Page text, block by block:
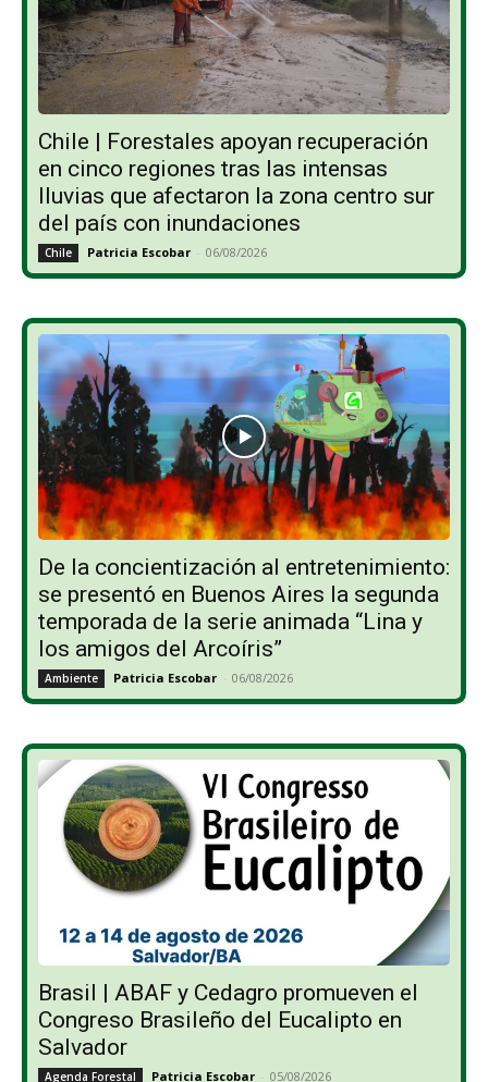
Chile | Forestales apoyan recuperación
en cinco regiones tras las intensas
lluvias que afectaron la zona centro sur
del país con inundaciones
Chile Patricia Escobar - 06/08/2026
De la concientización al entretenimiento:
se presentó en Buenos Aires la segunda
temporada de la serie animada “Lina y
los amigos del Arcoíris”
Ambiente Patricia Escobar - 06/08/2026
Brasil | ABAF y Cedagro promueven el
Congreso Brasileño del Eucalipto en
Salvador
Agenda Forestal Patricia Escobar - 05/08/2026